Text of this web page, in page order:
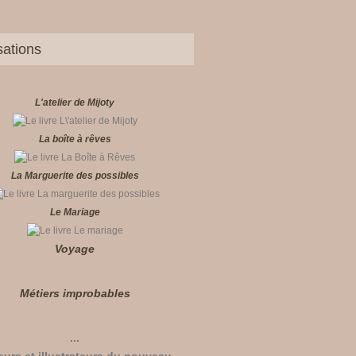
L'atelier de Mijoty
La boîte à rêves
La Marguerite des possibles
Le Mariage
Voyage
Métiers improbables
...